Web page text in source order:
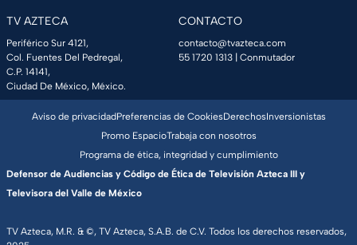
TV AZTECA
Periférico Sur 4121,
Col. Fuentes Del Pedregal,
C.P. 14141,
Ciudad De México, México.
CONTACTO
contacto@tvazteca.com
55 1720 1313 | Conmutador
TV Azteca, M.R. & ©, TV Azteca, S.A.B. de C.V. Todos los derechos reservados,
Aviso de privacidadPreferencias de CookiesDerechosInversionistas
Promo EspacioTrabaja con nosotros
Programa de ética, integridad y cumplimiento
Defensor de Audiencias y Código de Ética de Televisión Azteca III y
Televisora del Valle de México